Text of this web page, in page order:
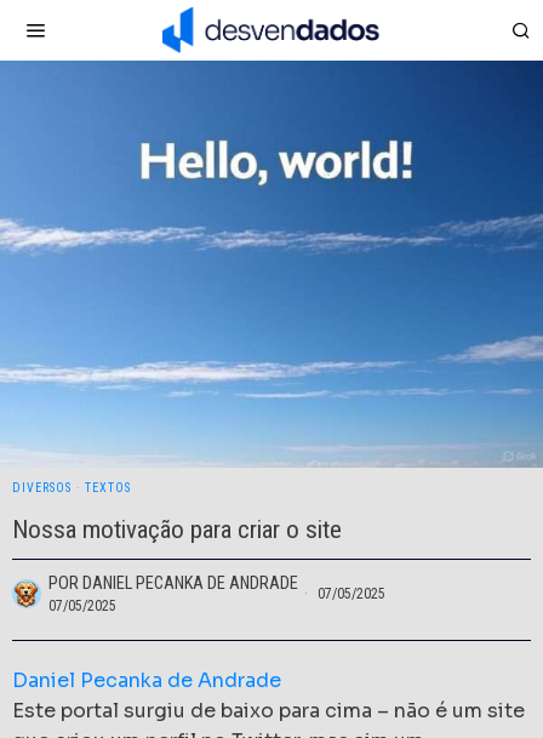
DIVERSOS · TEXTOS
Nossa motivação para criar o site
POR DANIEL PECANKA DE ANDRADE
07/05/2025
07/05/2025
Daniel Pecanka de Andrade
Este portal surgiu de baixo para cima – não é um site